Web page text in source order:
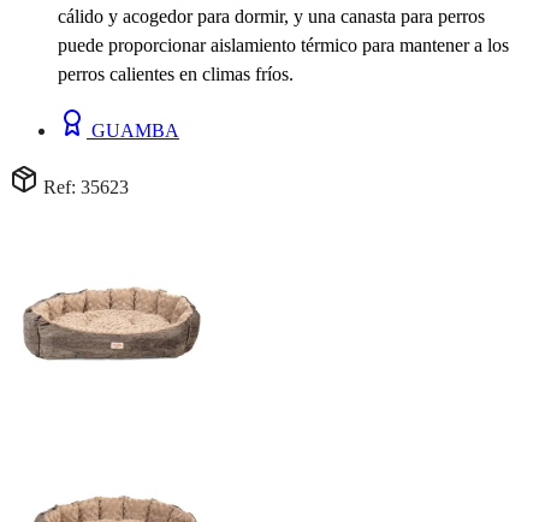
cálido y acogedor para dormir, y una canasta para perros
puede proporcionar aislamiento térmico para mantener a los
perros calientes en climas fríos.
GUAMBA
Ref: 35623